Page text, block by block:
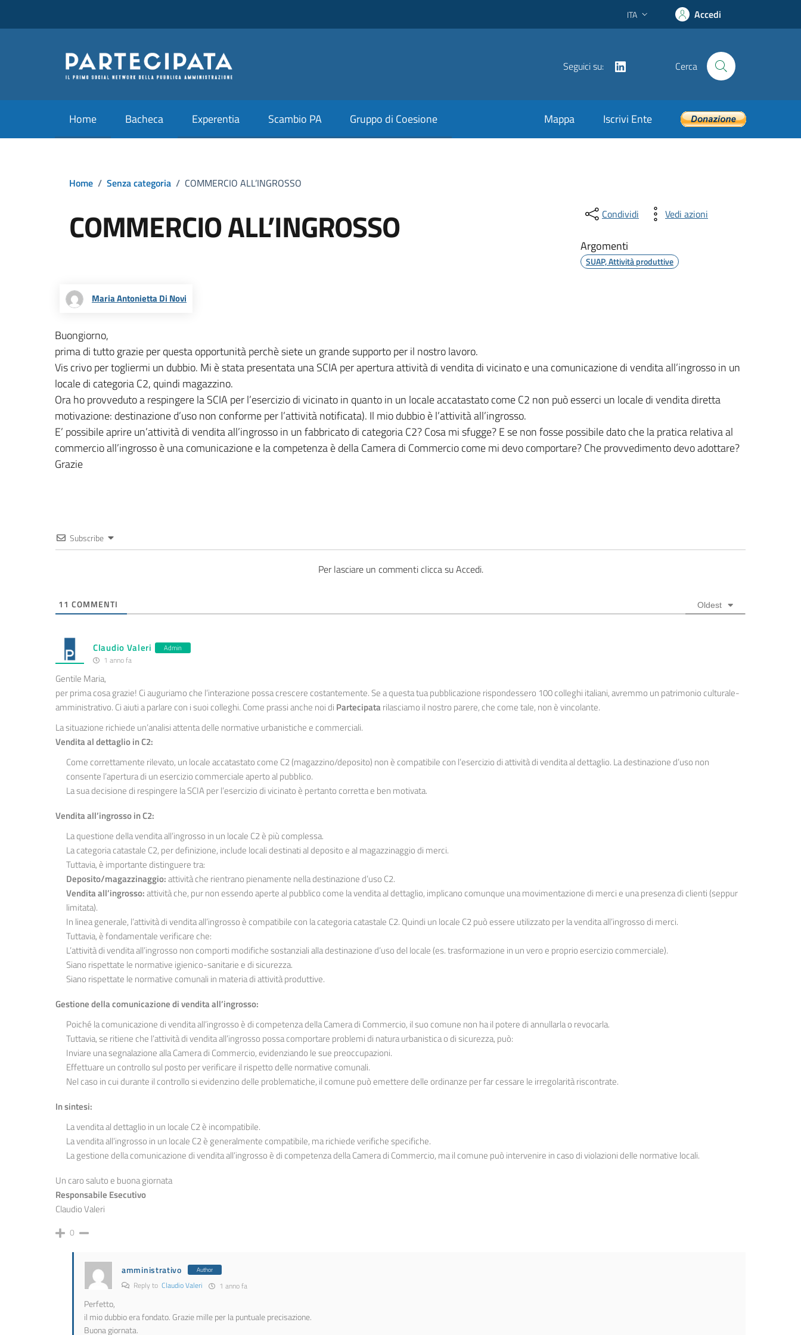
Lingua attiva:
ITA Accedi
Seguici su: Cerca
Home Bacheca Experentia Scambio PA Gruppo di Coesione Mappa Iscrivi Ente
Home / Senza categoria / COMMERCIO ALL’INGROSSO
COMMERCIO ALL’INGROSSO Condividi Vedi azioni
Argomenti
SUAP, Attività produttive
Maria Antonietta Di Novi
Buongiorno,
prima di tutto grazie per questa opportunità perchè siete un grande supporto per il nostro lavoro.
Vis crivo per togliermi un dubbio. Mi è stata presentata una SCIA per apertura attività di vendita di vicinato e una comunicazione di vendita all’ingrosso in un
locale di categoria C2, quindi magazzino.
Ora ho provveduto a respingere la SCIA per l’esercizio di vicinato in quanto in un locale accatastato come C2 non può esserci un locale di vendita diretta
motivazione: destinazione d’uso non conforme per l’attività notificata). Il mio dubbio è l’attività all’ingrosso.
E’ possibile aprire un’attività di vendita all’ingrosso in un fabbricato di categoria C2? Cosa mi sfugge? E se non fosse possibile dato che la pratica relativa al
commercio all’ingrosso è una comunicazione e la competenza è della Camera di Commercio come mi devo comportare? Che provvedimento devo adottare?
Grazie
Subscribe
Per lasciare un commenti clicca su Accedi.
11 COMMENTI Oldest
Claudio Valeri Admin
1 anno fa
Gentile Maria,
per prima cosa grazie! Ci auguriamo che l’interazione possa crescere costantemente. Se a questa tua pubblicazione rispondessero 100 colleghi italiani, avremmo un patrimonio culturale-
amministrativo. Ci aiuti a parlare con i suoi colleghi. Come prassi anche noi di Partecipatarilasciamo il nostro parere, che come tale, non è vincolante.
La situazione richiede un’analisi attenta delle normative urbanistiche e commerciali.
Vendita al dettaglio in C2:
Come correttamente rilevato, un locale accatastato come C2 (magazzino/deposito) non è compatibile con l’esercizio di attività di vendita al dettaglio. La destinazione d’uso non
consente l’apertura di un esercizio commerciale aperto al pubblico.
La sua decisione di respingere la SCIA per l’esercizio di vicinato è pertanto corretta e ben motivata.
Vendita all’ingrosso in C2:
La questione della vendita all’ingrosso in un locale C2 è più complessa.
La categoria catastale C2, per definizione, include locali destinati al deposito e al magazzinaggio di merci.
Tuttavia, è importante distinguere tra:
Deposito/magazzinaggio:attività che rientrano pienamente nella destinazione d’uso C2.
Vendita all’ingrosso:attività che, pur non essendo aperte al pubblico come la vendita al dettaglio, implicano comunque una movimentazione di merci e una presenza di clienti (seppur
limitata).
In linea generale, l’attività di vendita all’ingrosso è compatibile con la categoria catastale C2. Quindi un locale C2 può essere utilizzato per la vendita all’ingrosso di merci.
Tuttavia, è fondamentale verificare che:
L’attività di vendita all’ingrosso non comporti modifiche sostanziali alla destinazione d’uso del locale (es. trasformazione in un vero e proprio esercizio commerciale).
Siano rispettate le normative igienico-sanitarie e di sicurezza.
Siano rispettate le normative comunali in materia di attività produttive.
Gestione della comunicazione di vendita all’ingrosso:
Poiché la comunicazione di vendita all’ingrosso è di competenza della Camera di Commercio, il suo comune non ha il potere di annullarla o revocarla.
Tuttavia, se ritiene che l’attività di vendita all’ingrosso possa comportare problemi di natura urbanistica o di sicurezza, può:
Inviare una segnalazione alla Camera di Commercio, evidenziando le sue preoccupazioni.
Effettuare un controllo sul posto per verificare il rispetto delle normative comunali.
Nel caso in cui durante il controllo si evidenzino delle problematiche, il comune può emettere delle ordinanze per far cessare le irregolarità riscontrate.
In sintesi:
La vendita al dettaglio in un locale C2 è incompatibile.
La vendita all’ingrosso in un locale C2 è generalmente compatibile, ma richiede verifiche specifiche.
La gestione della comunicazione di vendita all’ingrosso è di competenza della Camera di Commercio, ma il comune può intervenire in caso di violazioni delle normative locali.
Un caro saluto e buona giornata
Responsabile Esecutivo
Claudio Valeri
0
amministrativo Author
Reply to Claudio Valeri 1 anno fa
Perfetto,
il mio dubbio era fondato. Grazie mille per la puntuale precisazione.
Buona giornata.